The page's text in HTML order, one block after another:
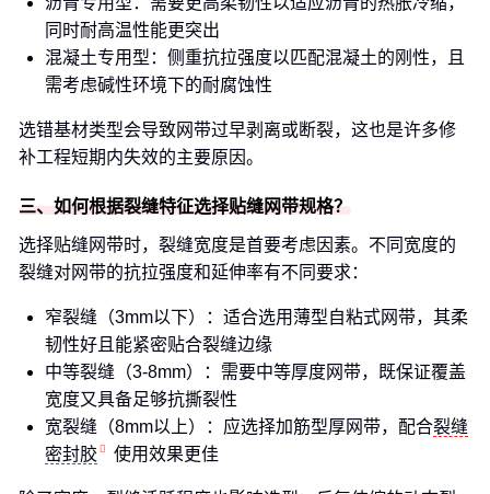
同时耐高温性能更突出
混凝土专用型：侧重抗拉强度以匹配混凝土的刚性，且
需考虑碱性环境下的耐腐蚀性
选错基材类型会导致网带过早剥离或断裂，这也是许多修
补工程短期内失效的主要原因。
三、如何根据裂缝特征选择贴缝网带规格？
选择贴缝网带时，裂缝宽度是首要考虑因素。不同宽度的
裂缝对网带的抗拉强度和延伸率有不同要求：
窄裂缝（3mm以下）：适合选用薄型自粘式网带，其柔
韧性好且能紧密贴合裂缝边缘
中等裂缝（3-8mm）：需要中等厚度网带，既保证覆盖
宽度又具备足够抗撕裂性
宽裂缝（8mm以上）：应选择加筋型厚网带，配合裂缝
密封胶
使用效果更佳